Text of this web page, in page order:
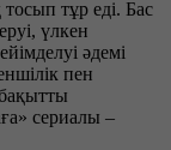
тұр еді. Бас
үлкен
әдемі
пен
сериалы –